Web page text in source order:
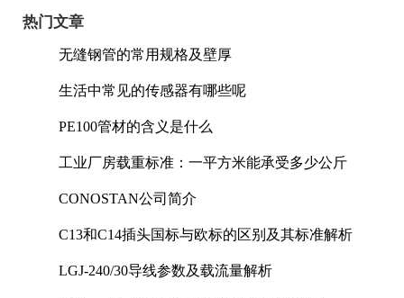
热门文章
无缝钢管的常用规格及壁厚
生活中常见的传感器有哪些呢
PE100管材的含义是什么
工业厂房载重标准：一平方米能承受多少公斤
CONOSTAN公司简介
C13和C14插头国标与欧标的区别及其标准解析
LGJ-240/30导线参数及载流量解析